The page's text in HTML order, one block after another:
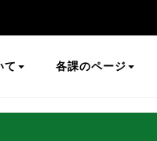
て 各課のページ